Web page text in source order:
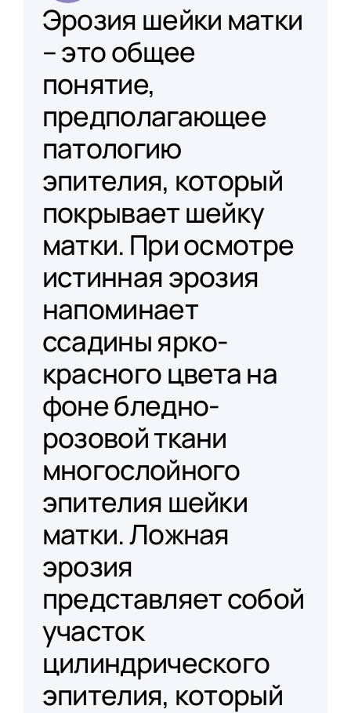
Эрозия шейки матки
– это общее
понятие,
предполагающее
патологию
эпителия, который
покрывает шейку
матки. При осмотре
истинная эрозия
напоминает
ссадины ярко-
красного цвета на
фоне бледно-
розовой ткани
многослойного
эпителия шейки
матки. Ложная
эрозия
представляет собой
участок
цилиндрического
эпителия, который